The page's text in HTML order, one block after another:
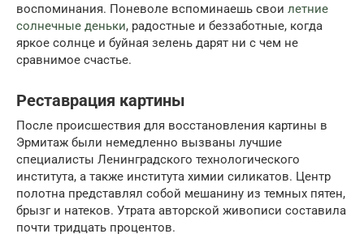
воспоминания. Поневоле вспоминаешь свои летние
солнечные деньки, радостные и беззаботные, когда
яркое солнце и буйная зелень дарят ни с чем не
сравнимое счастье.
Реставрация картины
После происшествия для восстановления картины в
Эрмитаж были немедленно вызваны лучшие
специалисты Ленинградского технологического
института, а также института химии силикатов. Центр
полотна представлял собой мешанину из темных пятен,
брызг и натеков. Утрата авторской живописи составила
почти тридцать процентов.